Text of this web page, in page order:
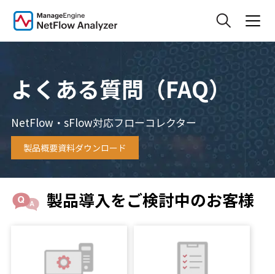
よくある質問（FAQ）
NetFlow・sFlow対応フローコレクター
製品概要資料ダウンロード
製品導入をご検討中のお客様